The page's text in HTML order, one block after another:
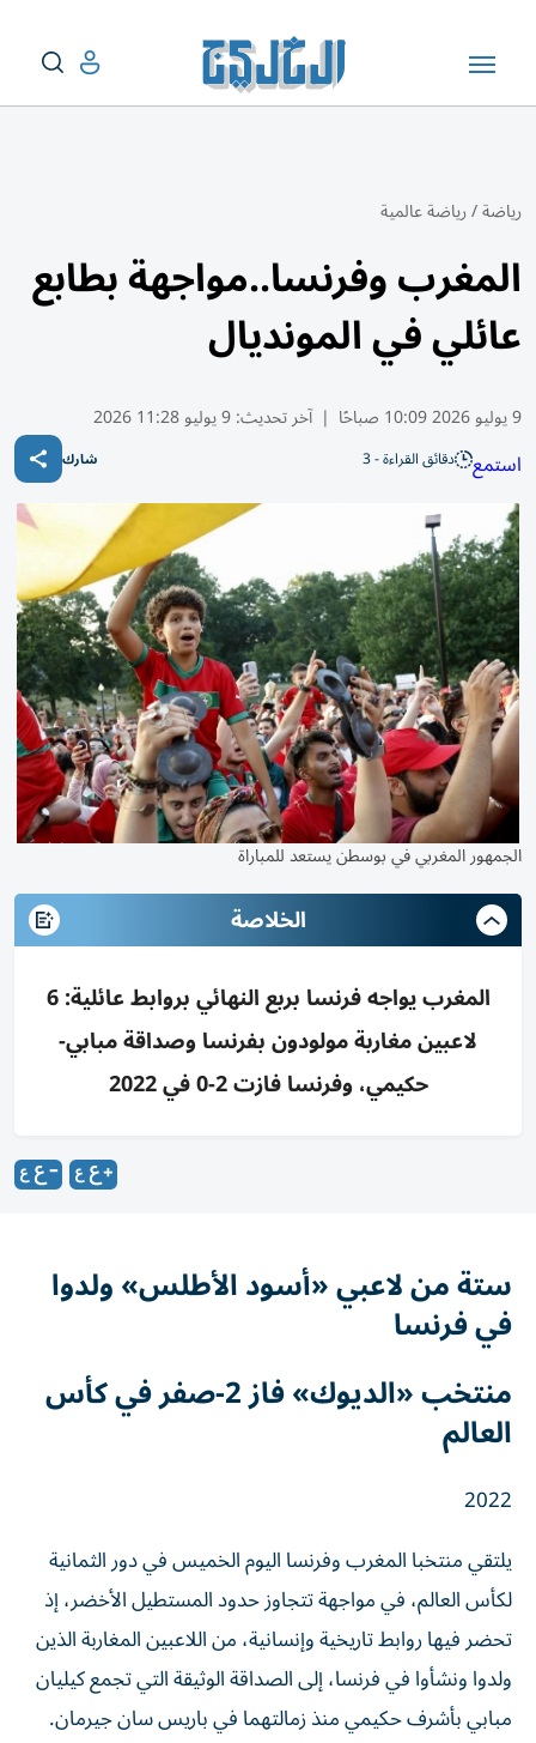
رياضة/رياضة عالمية
المغرب وفرنسا..مواجهة بطابع
عائلي في المونديال
9 يوليو 2026 10:09 صباحًا | آخر تحديث:9 يوليو 11:28 2026
استمع دقائق القراءة - 3 شارك
الجمهور المغربي في بوسطن يستعد للمباراة
الخلاصة
المغرب يواجه فرنسا بربع النهائي بروابط عائلية: 6
لاعبين مغاربة مولودون بفرنسا وصداقة مبابي-
حكيمي، وفرنسا فازت 2-0 في 2022
ستة من لاعبي «أسود الأطلس» ولدوا
في فرنسا
منتخب «الديوك» فاز 2-صفر في كأس
العالم
2022
يلتقي منتخبا المغرب وفرنسا اليوم الخميس ‌في دور الثمانية
لكأس العالم، في مواجهة تتجاوز حدود المستطيل الأخضر، إذ
تحضر فيها روابط تاريخية وإنسانية، من اللاعبين المغاربة ⁠الذين
ولدوا ونشأوا في فرنسا، إلى الصداقة الوثيقة التي تجمع كيليان
مبابي بأشرف حكيمي منذ زمالتهما في ‌باريس سان جيرمان.